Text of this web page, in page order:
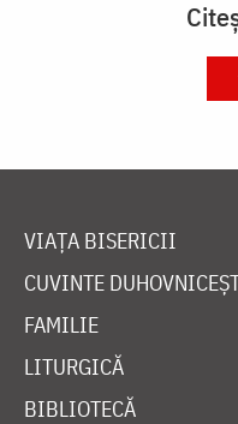
VIAȚA BISERICII
CUVINTE
FAMILIE
LITURGICĂ
BIBLIOTECĂ